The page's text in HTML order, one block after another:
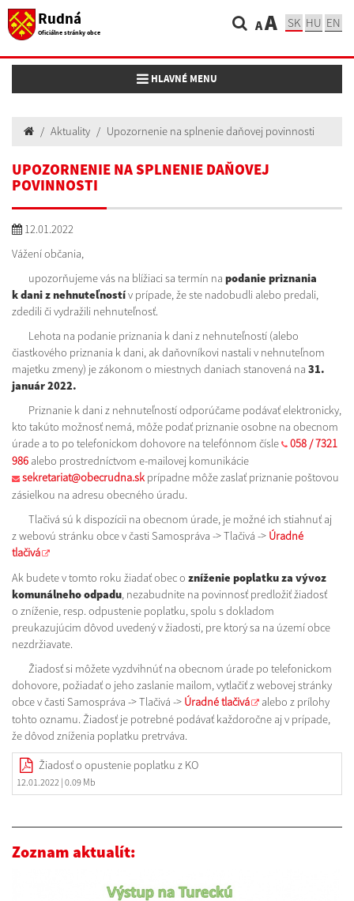
Rudná
Oficiálne stránky obce AA SK HU EN
Toggle navigation
HLAVNÉ MENU
Aktuality Upozornenie na splnenie daňovej povinnosti
UPOZORNENIE NA SPLNENIE DAŇOVEJ
POVINNOSTI
12.01.2022
Vážení občania,
upozorňujeme vás na blížiaci sa termín na podanie priznania
k daniz nehnuteľnostív prípade, že ste nadobudli alebo predali,
zdedili či vydražili nehnuteľnosť.
Lehota na podanie priznania k dani z nehnuteľností (alebo
čiastkového priznania k dani, ak daňovníkovi nastali v nehnuteľnom
majetku zmeny) je zákonom o miestnych daniach stanovená na 31.
január 2022.
Priznanie k dani z nehnuteľností odporúčame podávať elektronicky,
kto takúto možnosť nemá, môže podať priznanie osobne na obecnom
úrade a to po telefonickom dohovore na telefónnom čísle
058 / 7321
986 alebo prostredníctvom e-mailovej komunikácie
sekretariat@obecrudna.sk prípadne môže zaslať priznanie poštovou
zásielkou na adresu obecného úradu.
Tlačivá sú k dispozícii na obecnom úrade, je možné ich stiahnuť aj
z webovú stránku obce v časti Samospráva -> Tlačivá -> Úradné
tlačivá
Ak budete v tomto roku žiadať obec o zníženie poplatkuza vývoz
komunálneho odpadu, nezabudnite na povinnosť predložiť žiadosť
o zníženie, resp. odpustenie poplatku, spolu s dokladom
preukazujúcim dôvod uvedený v žiadosti, pre ktorý sa na území obce
nezdržiavate.
Žiadosť si môžete vyzdvihnúť na obecnom úrade po telefonickom
dohovore, požiadať o jeho zaslanie mailom, vytlačiť z webovej stránky
obce v časti Samospráva -> Tlačivá -> Úradné tlačivá
alebo z prílohy
tohto oznamu. Žiadosť je potrebné podávať každoročne aj v prípade,
že dôvod zníženia poplatku pretrváva.
Žiadosť o opustenie poplatku z KO
12.01.2022 | 0.09 Mb
Zoznam aktualít: